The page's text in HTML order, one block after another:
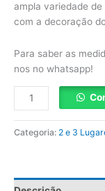
ampla variedade
com a decoração
Para saber as
nos no whatsapp!
Categoria: 2 e 3